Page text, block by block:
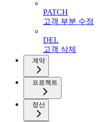
PATCH
고객 부분 수정
DEL
고객 삭제
계약
프로젝트
정산